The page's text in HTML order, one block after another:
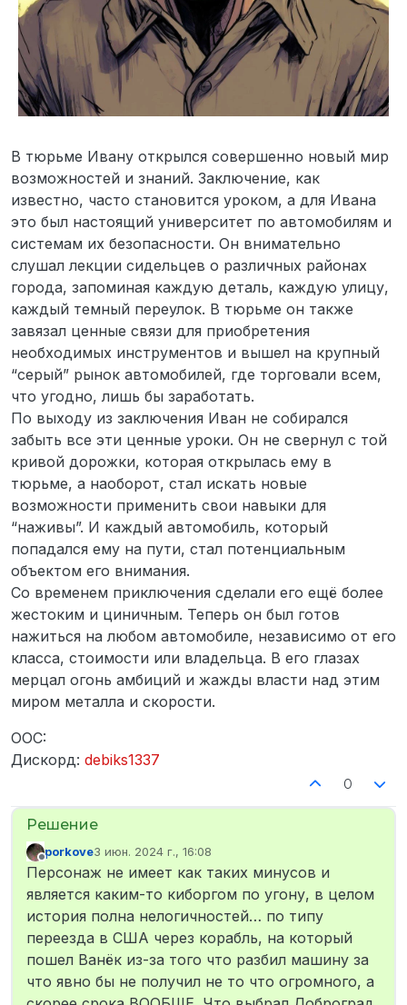
В тюрьме Ивану открылся совершенно новый мир
возможностей и знаний. Заключение, как
известно, часто становится уроком, а для Ивана
это был настоящий университет по автомобилям и
системам их безопасности. Он внимательно
слушал лекции сидельцев о различных районах
города, запоминая каждую деталь, каждую улицу,
каждый темный переулок. В тюрьме он также
завязал ценные связи для приобретения
необходимых инструментов и вышел на крупный
“серый” рынок автомобилей, где торговали всем,
что угодно, лишь бы заработать.
По выходу из заключения Иван не собирался
забыть все эти ценные уроки. Он не свернул с той
кривой дорожки, которая открылась ему в
тюрьме, а наоборот, стал искать новые
возможности применить свои навыки для
“наживы”. И каждый автомобиль, который
попадался ему на пути, стал потенциальным
объектом его внимания.
Со временем приключения сделали его ещё более
жестоким и циничным. Теперь он был готов
нажиться на любом автомобиле, независимо от его
класса, стоимости или владельца. В его глазах
мерцал огонь амбиций и жажды власти над этим
миром металла и скорости.
OOC:
Дискорд: debiks1337
0
Не в сети
porkove3 июн. 2024 г., 16:08
отредактировано
Персонаж не имеет как таких минусов и
является каким-то киборгом по угону, в целом
история полна нелогичностей… по типу
переезда в США через корабль, на который
пошел Ванёк из-за того что разбил машину за
что явно бы не получил не то что огромного, а